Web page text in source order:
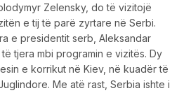
Zelensky, do të vizitojë
e tij të parë zyrtare në Serbi.
e presidentit serb, Aleksandar
tjera mbi programin e vizitës. Dy
e korrikut në Kiev, në kuadër të
Me atë rast, Serbia ishte i